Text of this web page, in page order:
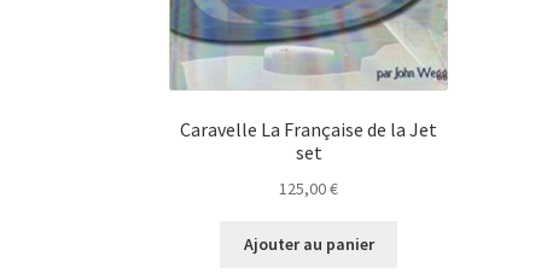
Caravelle La Française de la Jet
set
125,00€
Ajouter au panier